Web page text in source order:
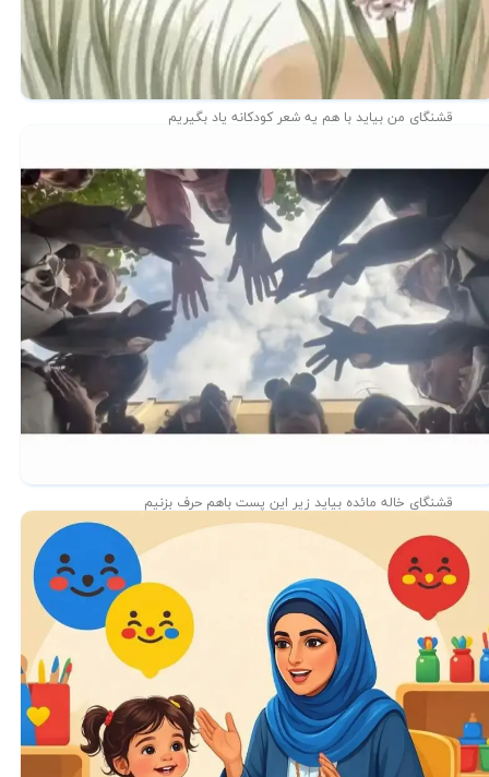
قشنگای من بيايد با هم یه شعر کودکانه ياد بگیریم
قشنگای خاله مائده بیاید زیر این پست باهم حرف بزنیم